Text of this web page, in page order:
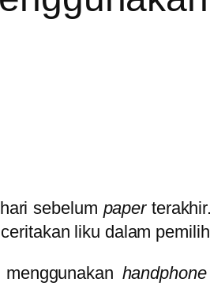
sebelum paper
liku dalam
handphone